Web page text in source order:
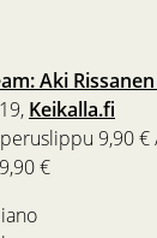
Aki
Keikalla.fi
peruslippu 9,90 €
€